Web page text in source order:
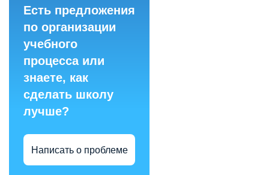
Есть предложения
по организации
учебного
процесса или
знаете, как
сделать школу
лучше?
Написать о проблеме